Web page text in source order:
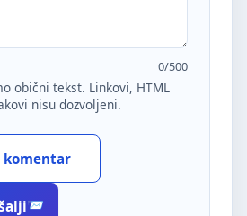
0/500
obični tekst. Linkovi, HTML
nisu dozvoljeni.
komentar